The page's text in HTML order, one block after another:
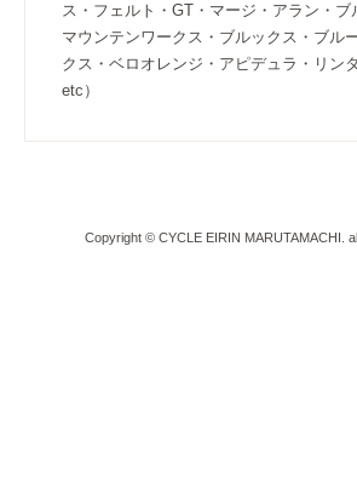
ス・フェルト・GT・マージ・アラン・ブ
マウンテンワークス・ブルックス・ブル
クス・ベロオレンジ・アピデュラ・リン
etc）
Copyright © CYCLE EIRIN MARUTAMACHI.